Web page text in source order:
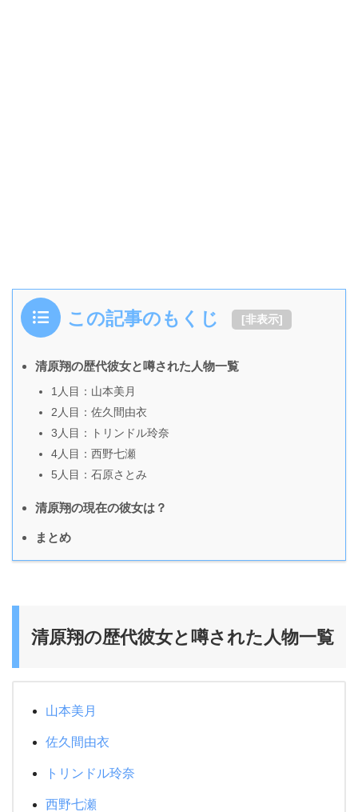
この記事のもくじ [非表示]
清原翔の歴代彼女と噂された人物一覧
1人目：山本美月
2人目：佐久間由衣
3人目：トリンドル玲奈
4人目：西野七瀬
5人目：石原さとみ
清原翔の現在の彼女は？
まとめ
清原翔の歴代彼女と噂された人物一覧
山本美月
佐久間由衣
トリンドル玲奈
西野七瀬